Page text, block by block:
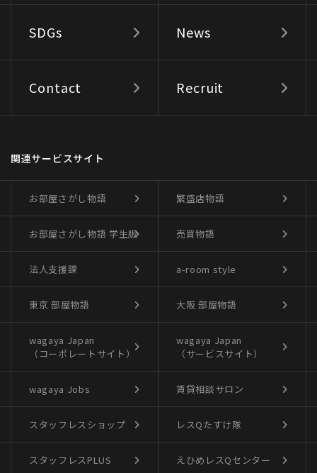
SDGs News
Contact Recruit
関連サービスサイト
お部屋さがし物語 繁盛店物語
お部屋さがし物語 学生版 売買物語
法人支援課 a-room style
東京 部屋物語 大阪 部屋物語
wagaya Japan
（コーポレートサイト）
wagaya Japan
（サービスサイト）
wagaya Jobs 賃貸相談サロン
スタッフレスショップ レスQたすけ隊
スタッフレスPLUS えひめレスQセンター